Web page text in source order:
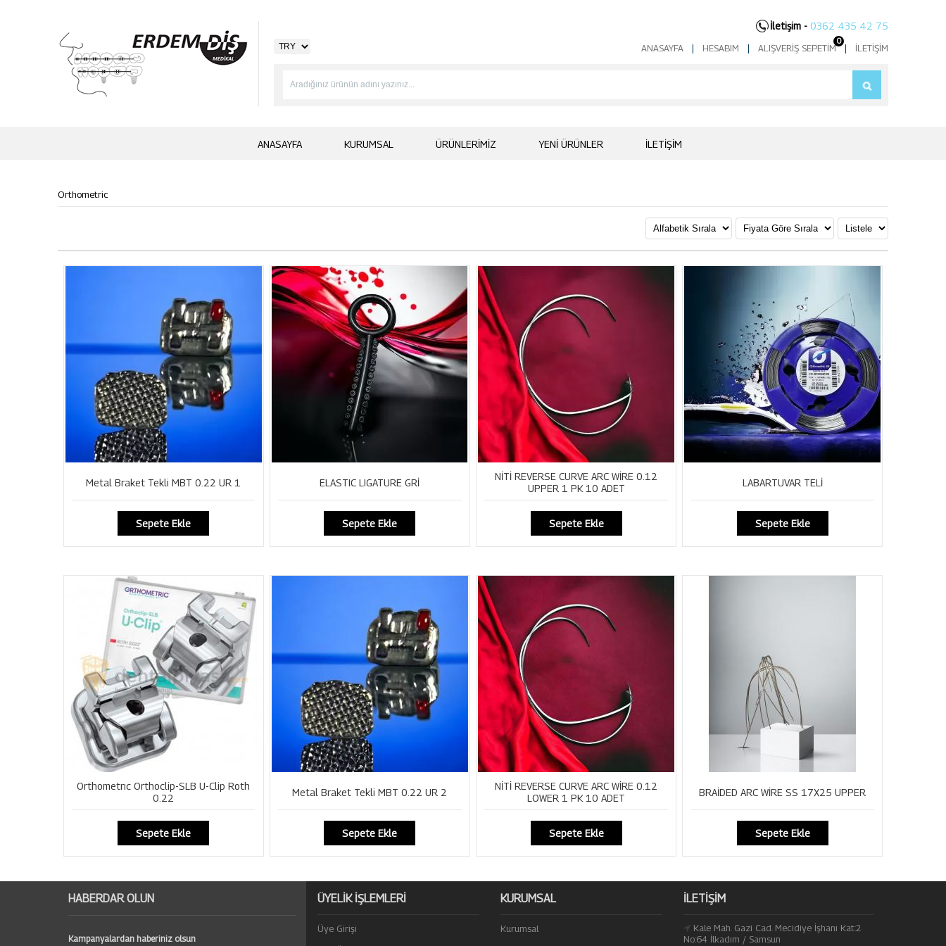
ANASAYFA | HESABIM | ALIŞVERIŞ SEPETIM| İLETIŞIM
İletişim - 0362 435 42 75
0
ANASAYFA KURUMSAL ÜRÜNLERIMIZ YENI ÜRÜNLER İLETIŞIM
Orthometric
Metal Braket Tekli MBT 0.22 UR 1
Sepete Ekle
ELASTIC LIGATURE GRİ
Sepete Ekle
NİTİ REVERSE CURVE ARC WİRE 0.12
UPPER 1 PK 10 ADET
Sepete Ekle
LABARTUVAR TELİ
Sepete Ekle
Orthometrıc Orthoclip-SLB U-Clip Roth
0.22
Sepete Ekle
Metal Braket Tekli MBT 0.22 UR 2
Sepete Ekle
NİTİ REVERSE CURVE ARC WİRE 0.12
LOWER 1 PK 10 ADET
Sepete Ekle
BRAİDED ARC WİRE SS 17X25 UPPER
Sepete Ekle
HABERDAR OLUN
Kampanyalardan haberiniz olsun
ÜYELİK İŞLEMLERİ
Üye Girişi
KURUMSAL
Kurumsal
İLETIŞIM
Kale Mah. Gazi Cad. Mecidiye İşhanı Kat:2
No:64 İlkadım / Samsun